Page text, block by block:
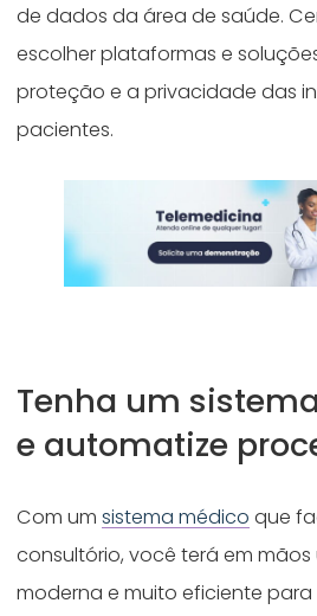
de dados da área de saúde.
escolher plataformas e
proteção e a privacidade das
pacientes.
Tenha um
e automatize
Com umsistema médico que
consultório, você terá em
moderna e muito eficiente para